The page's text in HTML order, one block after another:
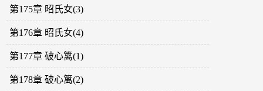
第175章 昭氏女(3)
第176章 昭氏女(4)
第177章 破心篱(1)
第178章 破心篱(2)